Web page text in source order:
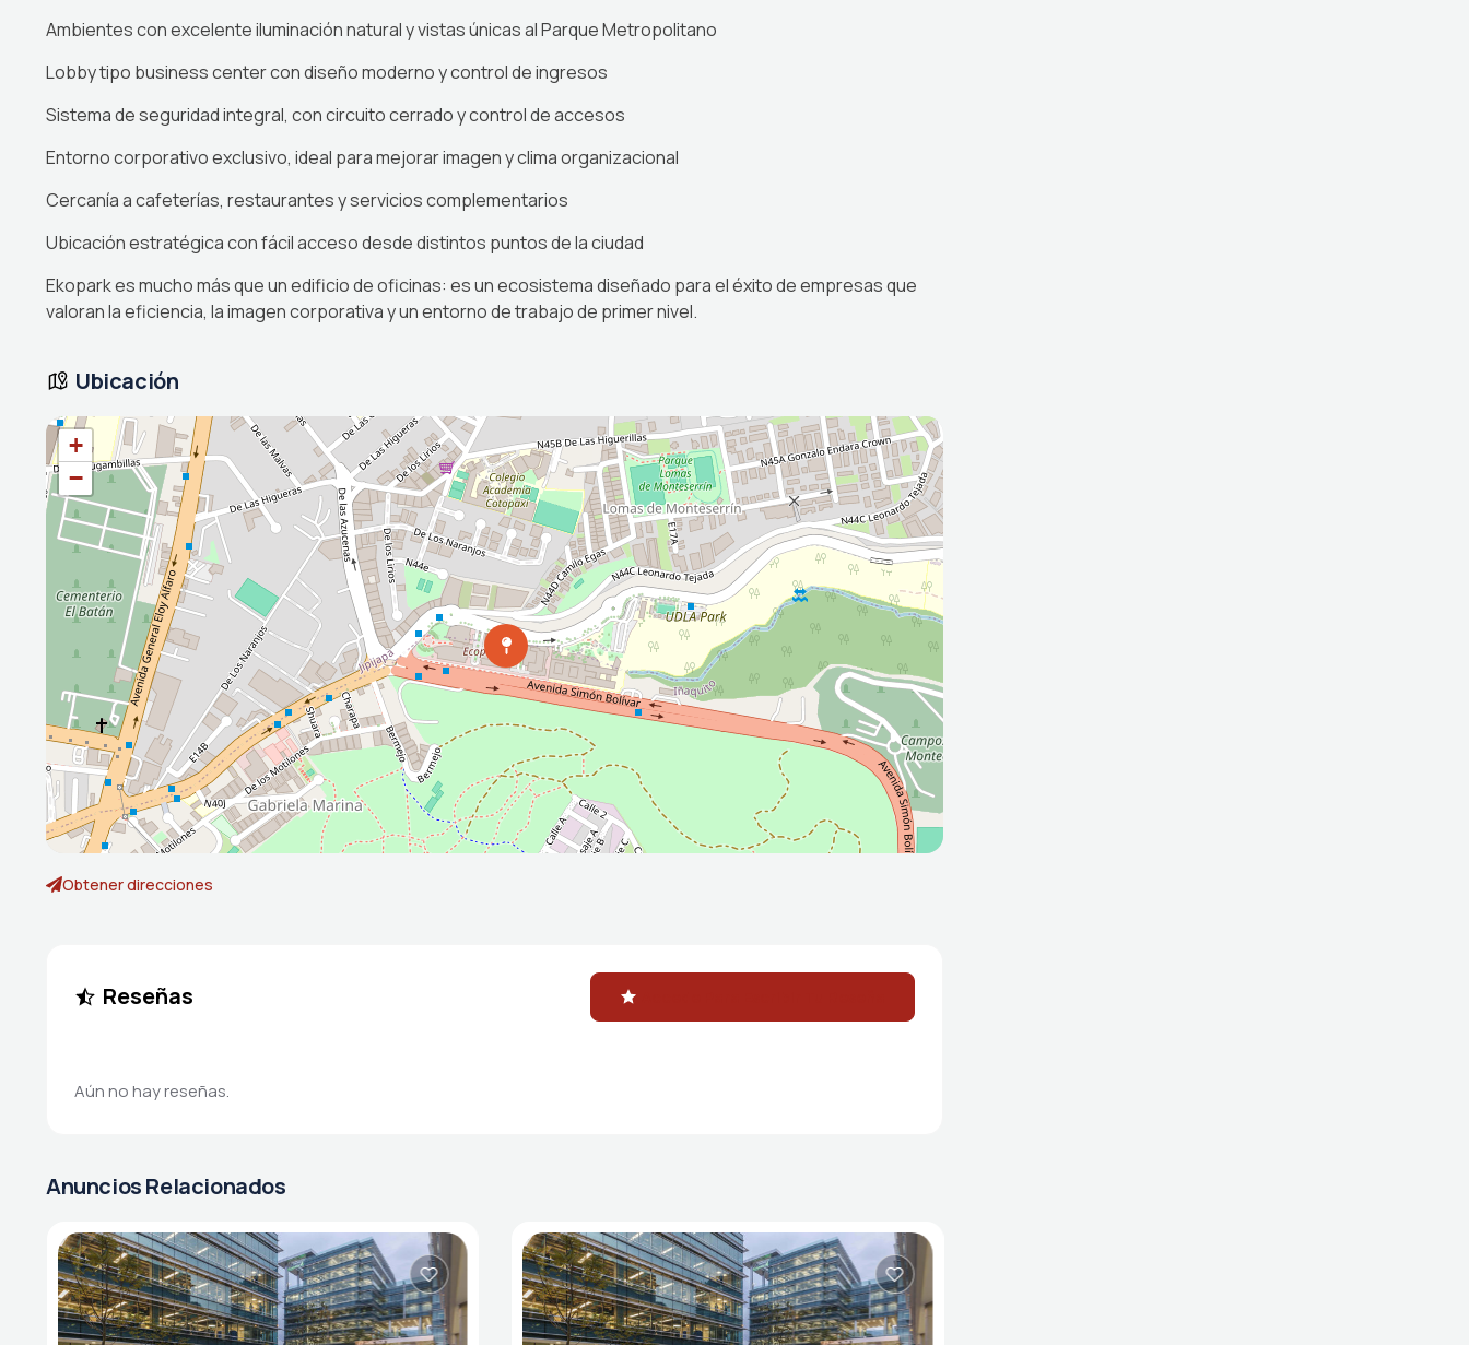
Ambientes con excelente iluminación natural y vistas únicas al Parque Metropolitano
Lobby tipo business center con diseño moderno y control de ingresos
Sistema de seguridad integral, con circuito cerrado y control de accesos
Entorno corporativo exclusivo, ideal para mejorar imagen y clima organizacional
Cercanía a cafeterías, restaurantes y servicios complementarios
Ubicación estratégica con fácil acceso desde distintos puntos de la ciudad
Ekopark es mucho más que un edificio de oficinas: es un ecosistema diseñado para el éxito de empresas que
valoran la eficiencia, la imagen corporativa y un entorno de trabajo de primer nivel.
Ubicación
+
−
Obtener direcciones
Reseñas
Aún no hay reseñas.
Anuncios Relacionados